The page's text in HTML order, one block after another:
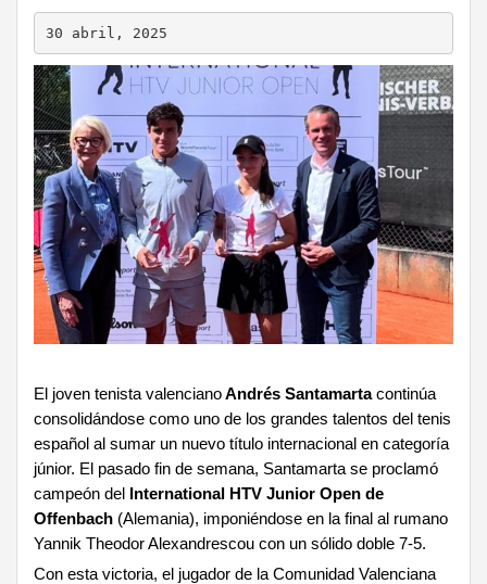
30 abril, 2025
El joven tenista valencianoAndrés Santamartacontinúa
consolidándose como uno de los grandes talentos del tenis
español al sumar un nuevo título internacional en categoría
júnior. El pasado fin de semana, Santamarta se proclamó
campeón del
International HTV Junior Open de
Offenbach (Alemania), imponiéndose en la final al rumano
Yannik Theodor Alexandrescou con un sólido doble 7-5.
Con esta victoria, el jugador de la Comunidad Valenciana